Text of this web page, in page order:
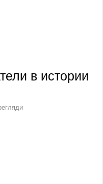
в истории